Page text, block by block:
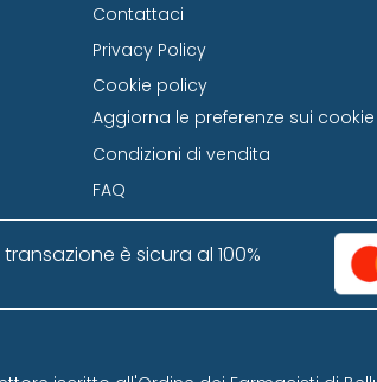
Contattaci
Privacy Policy
Cookie policy
Aggiorna le preferenze sui cookie
Condizioni di vendita
FAQ
è sicura al 100%